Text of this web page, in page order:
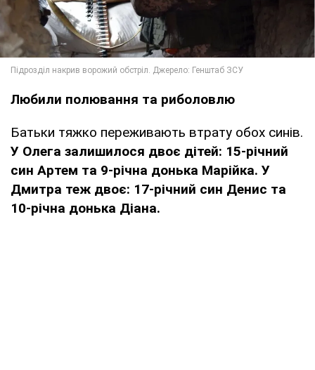
Любили полювання та риболовлю
Батьки тяжко переживають втрату обох синів.
У Олега залишилося двоє дітей: 15-річний
син Артем та 9-річна донька Марійка. У
Дмитра теж двоє: 17-річний син Денис та
10-річна донька Діана.